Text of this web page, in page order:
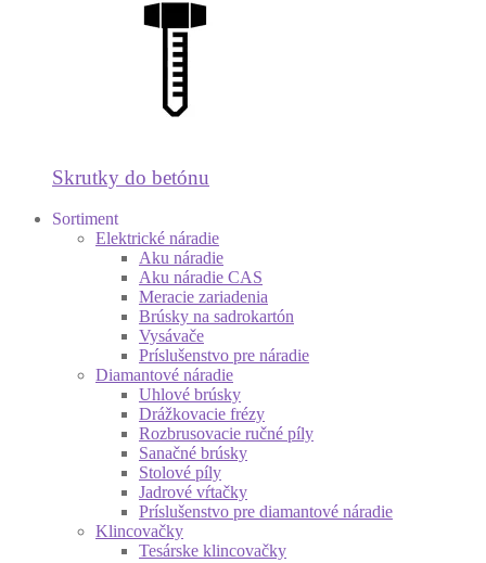
Skrutky do betónu
Sortiment
Elektrické náradie
Aku náradie
Aku náradie CAS
Meracie zariadenia
Brúsky na sadrokartón
Vysávače
Príslušenstvo pre náradie
Diamantové náradie
Uhlové brúsky
Drážkovacie frézy
Rozbrusovacie ručné píly
Sanačné brúsky
Stolové píly
Jadrové vŕtačky
Príslušenstvo pre diamantové náradie
Klincovačky
Tesárske klincovačky